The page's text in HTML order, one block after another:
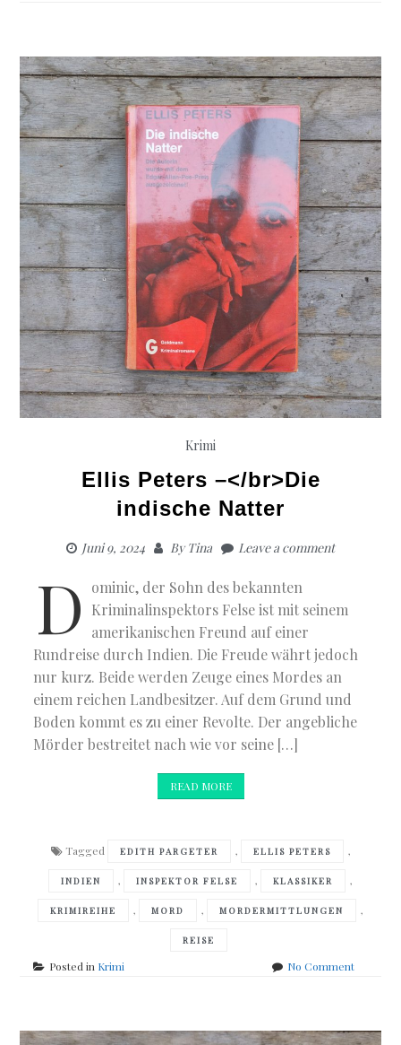
&
Schulze
&
Lohoff
–
It
´s
Gintime
Krimi
Ellis Peters –</br>Die
indische Natter
Juni 9, 2024 ByTina Leave a comment
D
ominic, der Sohn des bekannten
Kriminalinspektors Felse ist mit seinem
amerikanischen Freund auf einer
Rundreise durch Indien. Die Freude währt jedoch
nur kurz. Beide werden Zeuge eines Mordes an
einem reichen Landbesitzer. Auf dem Grund und
Boden kommt es zu einer Revolte. Der angebliche
Mörder bestreitet nach wie vor seine […]
READ MORE
Tagged EDITH PARGETER , ELLIS PETERS ,
INDIEN , INSPEKTOR FELSE , KLASSIKER ,
KRIMIREIHE , MORD , MORDERMITTLUNGEN ,
REISE
Posted in Krimi No Commenton
</br>Die